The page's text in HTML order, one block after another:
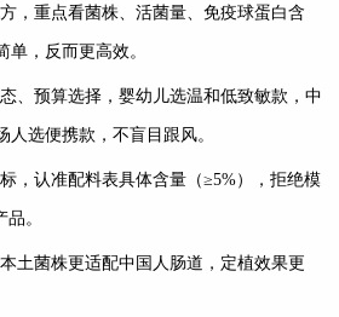
，重点看菌株、活菌量、免疫球蛋白含
，反而更高效。
、预算选择，婴幼儿选温和低致敏款，中
选便携款，不盲目跟风。
，认准配料表具体含量（≥5%），拒绝模
。
土菌株更适配中国人肠道，定植效果更